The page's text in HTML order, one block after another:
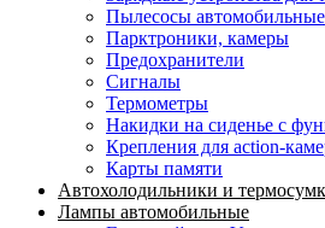
Пылесосы автомобильные
Парктроники, камеры
Предохранители
Сигналы
Термометры
Накидки на сиденье с
Крепления для action-
Карты памяти
Автохолодильники и
Лампы автомобильные